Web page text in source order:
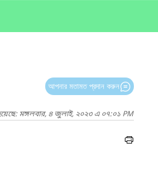
আপনার মতামত প্রদান করুন
মঙ্গলবার, ৪ জুলাই, ২০২৩ এ ০৭:০১ PM